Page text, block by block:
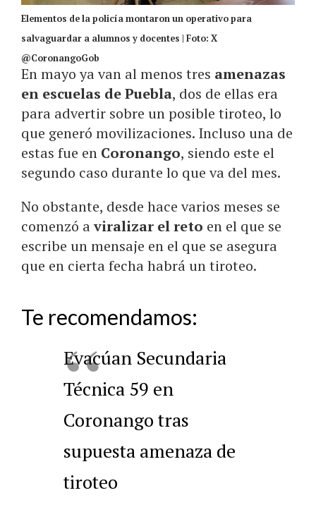
Elementos de la policía montaron un operativo para
salvaguardar a alumnos y docentes | Foto: X
@CoronangoGob
En mayo ya van al menos tres amenazas
en escuelas de Puebla, dos de ellas era
para advertir sobre un posible tiroteo, lo
que generó movilizaciones. Incluso una de
estas fue en Coronango, siendo este el
segundo caso durante lo que va del mes.
No obstante, desde hace varios meses se
comenzó aviralizar el reto en el que se
escribe un mensaje en el que se asegura
que en cierta fecha habrá un tiroteo.
Te recomendamos:
Evacúan Secundaria
Técnica 59 en
Coronango tras
supuesta amenaza de
tiroteo